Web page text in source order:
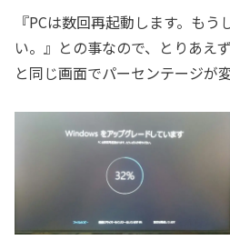
『PCは数回再起動します。も
い。』との事なので、とりあえ
と同じ画面でパーセンテージが